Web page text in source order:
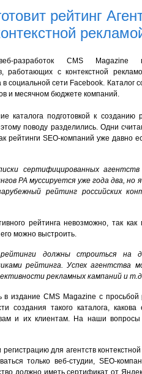
рейтинг
разработок CMS Magazine
работающих с контекстной
социальной сети Facebook. Каталог
и месячном бюджете компаний.
каталога подготовкой к созданию
поводу разделились. Одни
рейтинги SEO-компаний уже давно
сертифицированных
РА муссируется уже года два, но
рейтинг российских
рейтинга невозможно, так как
можно выстроить.
должны строиться на
рейтинга. Успех агентства
рекламных кампаний и
в издание CMS Magazine с просьбой
создания такого каталога,
и их клиентам. На наши вопросы
для агентств
только веб-студии, SEO-
должно иметь сертификат от